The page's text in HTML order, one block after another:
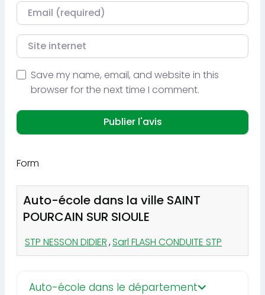
Courriel
Site internet
Save my name, email, and website in this
browser for the next time I comment.
Form
Auto-école dans la ville SAINT
POURCAIN SUR SIOULE
STP NESSON DIDIER,Sarl FLASH CONDUITE STP
Auto-école dans le département